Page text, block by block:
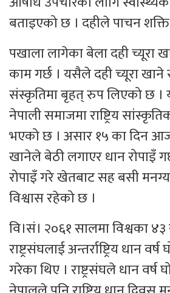
बताइएको छ । दहीले पाचन
पखाला लागेका बेला दही च्यूरा
काम गर्छ । यसैले दही च्यूरा
संस्कृतिमा बृहत् रुप लिएको छ ।
नेपाली समाजमा राष्ट्रिय
भएको छ । असार १५ का दिन
खानेले बेठी लगाएर धान रोपाइँ
रोपाइँ गरे खेतबाट सह बसी
विश्वास रहेको छ ।
वि।सं। २०६१ सालमा विश्वका ४३
राष्ट्रसंघलाई अन्तर्राष्ट्रिय धान
गरेका थिए । राष्ट्रसंघले धान वर्ष